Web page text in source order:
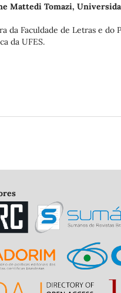
Mattedi Tomazi,
da Faculdade de Letras e do
da UFES.